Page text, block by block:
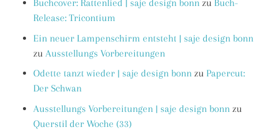
Buchcover: Rattenlied | saje design bonn zu Buch-
Release: Tricontium
Ein neuer Lampenschirm entsteht | saje design bonn
zu Ausstellungs Vorbereitungen
Odette tanzt wieder | saje design bonn zu Papercut:
Der Schwan
Ausstellungs Vorbereitungen | saje design bonn zu
Querstil der Woche (33)